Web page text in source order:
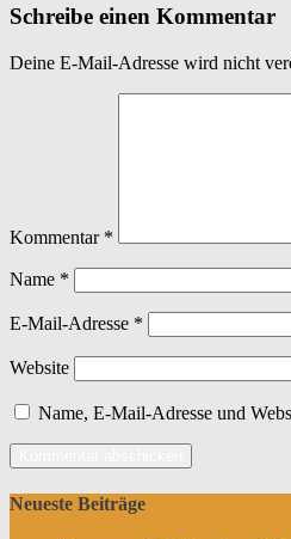
Schreibe einen Kommentar
Deine E-Mail-Adresse wird nicht
Kommentar *
Name *
E-Mail-Adresse *
Website
Name, E-Mail-Adresse und
Neueste Beiträge